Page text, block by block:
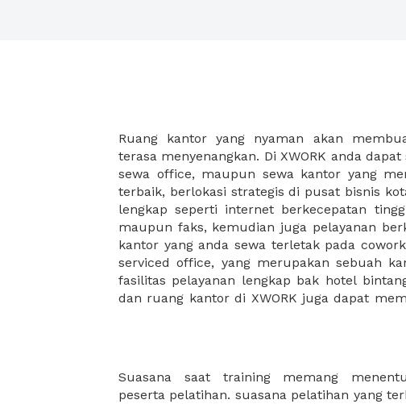
Ruang kantor yang nyaman akan
terasa menyenangkan. Di XWORK anda
sewa office, maupun sewa kantor yang
terbaik, berlokasi strategis di pusat bisnis
lengkap seperti internet berkecepatan
maupun faks, kemudian juga pelayanan
kantor yang anda sewa terletak pada
serviced office, yang merupakan sebuah
fasilitas pelayanan lengkap bak hotel
dan ruang kantor di XWORK juga dapat
legalitas usaha baru Anda, seperti surat
Perusahaan, Surat Izin Usaha
pendirian PT maupun akte pendirian CV
Sewa ruang kantor XWORK juga
kantor Anda, karena anda dapat memilih
sewa, kemudian Anda dapat survey atau
kantor Anda, semuanya akan dibuat lebih
kantor terbaik Anda, dan juga sewa kantor
Suasana saat training memang
peserta pelatihan. suasana pelatihan yang
mau bukan jika training perusahaan anda
lagi. XWORK akan selalu hadir sebagai